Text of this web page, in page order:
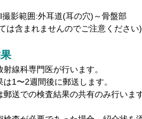
撮影範囲:外耳道(耳の穴)～骨盤部
は含まれませんのでご注意ください)
射線科専門医が行います。
は1〜2週間後に郵送します。
送での検査結果の共有のみ行いま